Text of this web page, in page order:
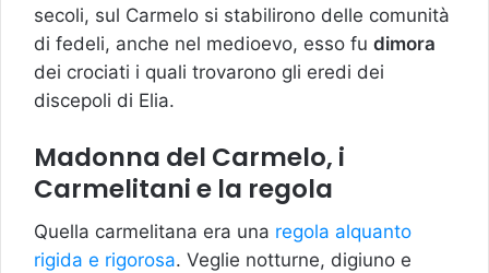
secoli, sul Carmelo si stabilirono delle comunità
di fedeli, anche nel medioevo, esso fu dimora
dei crociati i quali trovarono gli eredi dei
discepoli di Elia.
Madonna del Carmelo, i
Carmelitani e la regola
Quella carmelitana era una regola alquanto
rigida e rigorosa. Veglie notturne, digiuno e